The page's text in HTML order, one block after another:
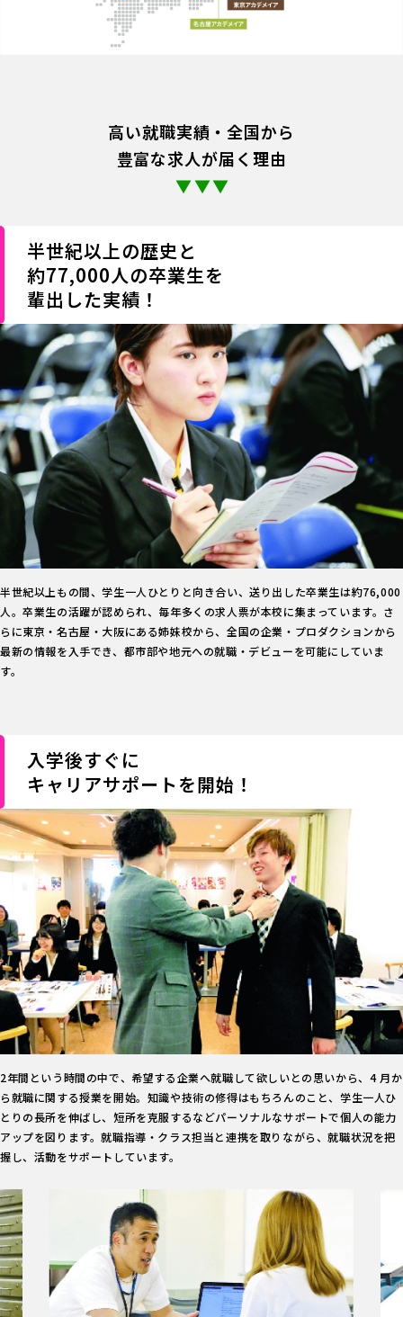
高い就職実績・全国から
豊富な求人が届く理由
▼▼▼
半世紀以上の歴史と
約77,000人の卒業生を
輩出した実績！
半世紀以上もの間、学生一人ひとりと向き合い、送り出した卒業生は約76,000
人。卒業生の活躍が認められ、毎年多くの求人票が本校に集まっています。さ
らに東京・名古屋・大阪にある姉妹校から、全国の企業・プロダクションから
最新の情報を入手でき、都市部や地元への就職・デビューを可能にしていま
す。
入学後すぐに
キャリアサポートを開始！
2年間という時間の中で、希望する企業へ就職して欲しいとの思いから、4 月か
ら就職に関する授業を開始。知識や技術の修得はもちろんのこと、学生一人ひ
とりの長所を伸ばし、短所を克服するなどパーソナルなサポートで個人の能力
アップを図ります。就職指導・クラス担当と連携を取りながら、就職状況を把
握し、活動をサポートしています。